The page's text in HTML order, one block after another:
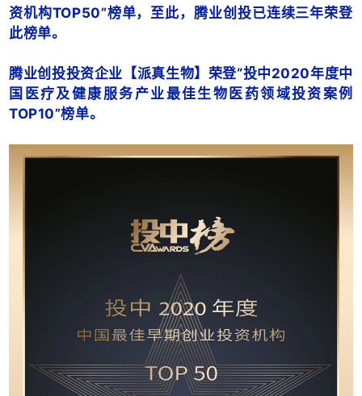
资机构TOP50”榜单，至此，腾业创投已连续三年荣登
此榜单。
腾业创投投资企业【派真生物】荣登“投中2020年度中
国医疗及健康服务产业最佳生物医药领域投资案例
TOP10”榜单。